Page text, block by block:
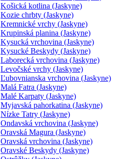
Košická kotlina (Jaskyne)
Kozie chrbty (Jaskyne)
Kremnické vrchy (Jaskyne)
Krupinská planina (Jaskyne)
Kysucká vrchovina (Jaskyne)
Kysucké Beskydy (Jaskyne)
Laborecká vrchovina (Jaskyne)
Levočské vrchy (Jaskyne)
Ľubovnianska vrchovina (Jaskyne)
Malá Fatra (Jaskyne)
Malé Karpaty (Jaskyne)
Myjavská pahorkatina (Jaskyne)
Nízke Tatry (Jaskyne)
Ondavská vrchovina (Jaskyne)
Oravská Magura (Jaskyne)
Oravská vrchovina (Jaskyne)
Oravské Beskydy (Jaskyne)